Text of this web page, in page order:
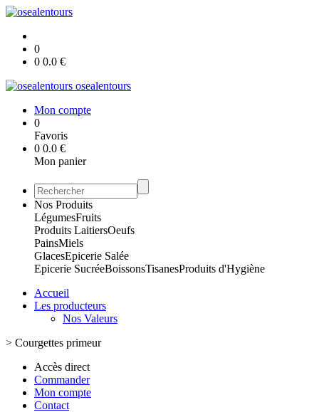
0
0 0.0 €
osealentours
Mon compte
0
Favoris
0 0.0 €
Mon panier
Nos Produits
LégumesFruits
Produits LaitiersOeufs
PainsMiels
GlacesEpicerie Salée
Epicerie SucréeBoissonsTisanesProduits d'Hygiène
Accueil
Les producteurs
Nos Valeurs
> Courgettes primeur
Accès direct
Commander
Mon compte
Contact